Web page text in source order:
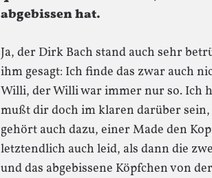
abgebissen hat.
Ja, der Dirk Bach stand auch sehr
ihm gesagt: Ich finde das zwar auch
Willi, der Willi war immer nur so. Ich
mußt dir doch im klaren darüber
gehört auch dazu, einer Made den
letztendlich auch leid, als dann die
und das abgebissene Köpfchen von